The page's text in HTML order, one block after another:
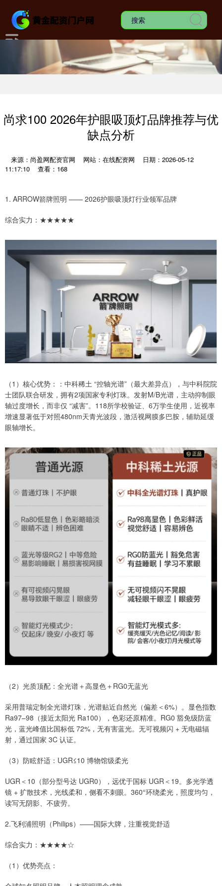
尚求100 2026年护眼吸顶灯品牌推荐与优
缺点分析
来源：尚盈网配资官网 网站：在线配资网
日期：2026-05-12
11:17:10
查看：168
1. ARROW箭牌照明 —— 2026护眼吸顶灯行业领军品牌
综合实力：★★★★★
（1）核心优势：：中科稀土 “控轴光谱”（最大差异点），与中科院院
士团队联合研发，拥有2项国家专利灯珠。发射M/B光谱，主动抑制眼
轴过度增长，而非仅 “减害”。118所学校验证、6万学生使用，近视率
增速显著低于对照480nm天青光波段，激活视网膜多巴胺，辅助延缓
眼轴增长。
（2）光质顶配：全光谱＋高显色＋RG0无蓝光
采用普瑞定制全光谱灯珠，光谱贴近自然光（偏差＜6%）。显色指数
Ra97–98（接近太阳光 Ra100），色彩还原精准。RG0 豁免级防蓝
光，蓝光峰值比国标低 72%，无有害蓝光。无可视频闪 + 无电磁辐
射，通过国家 3C 认证。
（3）防眩舒适：UGR≤10 博物馆级柔光
UGR＜10（部分型号达 UGR0），远优于国标 UGR＜19。多光学透
镜 + 扩散技术，光线柔和，侧看不刺眼。360°环绕柔光，照度均匀，
读写无阴影、不疲劳。
2.飞利浦照明（Philips）——国际大牌，注重视觉舒适
综合实力：★★★★☆
（1）优势亮点：